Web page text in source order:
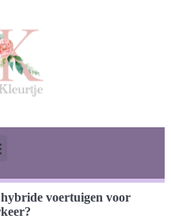
voertuigen voor